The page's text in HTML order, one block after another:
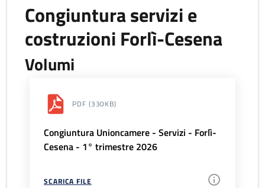
Congiuntura servizi e
costruzioni Forlì-Cesena
Volumi
PDF (330KB)
Congiuntura Unioncamere - Servizi - Forlì-
Cesena - 1° trimestre 2026
SCARICA FILE